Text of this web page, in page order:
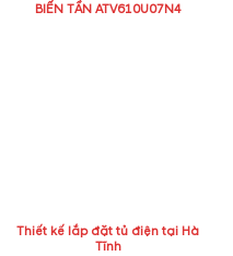
BIẾN TẦN ATV610U07N4
Thiết kế lắp đặt tủ điện tại Hà
Tĩnh